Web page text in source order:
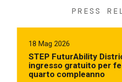
PRESS
18 Mag 2026
STEP FuturAbility
ingresso gratuito per
quarto compleanno